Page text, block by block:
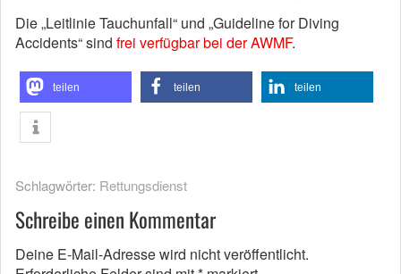
Die „Leitlinie Tauchunfall“ und „Guideline for Diving
Accidents“ sind frei verfügbar bei der AWMF.
teilen teilen teilen
Schlagwörter: Rettungsdienst
Schreibe einen Kommentar
Deine E-Mail-Adresse wird nicht veröffentlicht.